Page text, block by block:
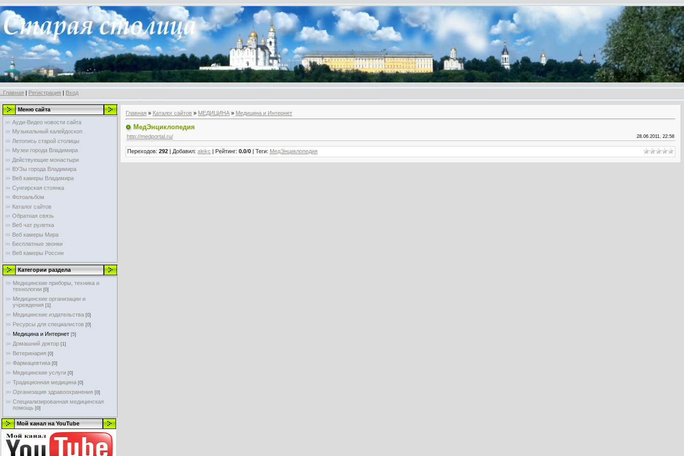
..Главная | Регистрация | Вход
Меню сайта
Ауди-Видео новости сайта
Музыкальный калейдоскоп
Летопись старой столицы
Музеи города Владимира
Действующие монастыри
ВУЗы города Владимира
Веб камеры Владимира
Сунгирская стоянка
Фотоальбом
Каталог сайтов
Обратная связь
Веб чат рулетка
Веб камеры Мира
Бесплатные звонки
Веб камеры России
Категории раздела
Медицинские приборы, техника и
технологии [0]
Медицинские организации и
учреждения [1]
Медицинские издательства [0]
Ресурсы для специалистов [0]
Медицина и Интернет [5]
Домашний доктор [1]
Ветеринария [0]
Фармацевтика [0]
Медицинские услуги [0]
Традиционная медицина [0]
Организация здравоохранения [0]
Специализированная медицинская
помощь [0]
Мой канал на YouTube
Главная » Каталог сайтов » МЕДИЦИНА » Медицина и Интернет
МедЭнциклопедия
http://medportal.ru/ 28.06.2011, 22:58
Переходов: 292 | Добавил: alekc | Рейтинг: 0.0/0 | Теги: МедЭнциклопедия